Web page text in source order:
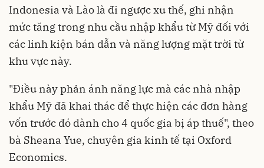
Indonesia và Lào là đi ngược xu thế, ghi nhận
mức tăng trong nhu cầu nhập khẩu từ Mỹ đối với
các linh kiện bán dẫn và năng lượng mặt trời từ
khu vực này.
"Điều này phản ánh năng lực mà các nhà nhập
khẩu Mỹ đã khai thác để thực hiện các đơn hàng
vốn trước đó dành cho 4 quốc gia bị áp thuế", theo
bà Sheana Yue, chuyên gia kinh tế tại Oxford
Economics.